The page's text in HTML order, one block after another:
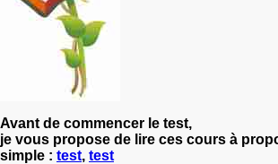
Avant de commencer le test,
je vous propose de lire ces cours à
simple : test, test